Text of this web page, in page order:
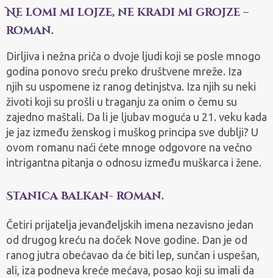
Ne lomi mi lojze, ne kradi mi grojze –
roman.
Dirljiva i nežna priča o dvoje ljudi koji se posle mnogo
godina ponovo sreću preko društvene mreže. Iza
njih su uspomene iz ranog detinjstva. Iza njih su neki
životi koji su prošli u traganju za onim o čemu su
zajedno maštali. Da li je ljubav moguća u 21. veku kada
je jaz između ženskog i muškog principa sve dublji? U
ovom romanu naći ćete mnoge odgovore na večno
intrigantna pitanja o odnosu između muškarca i žene.
Stanica Balkan- roman.
Četiri prijatelja jevanđeljskih imena nezavisno jedan
od drugog kreću na doček Nove godine. Dan je od
ranog jutra obećavao da će biti lep, sunčan i uspešan,
ali, iza podneva kreće mećava, posao koji su imali da